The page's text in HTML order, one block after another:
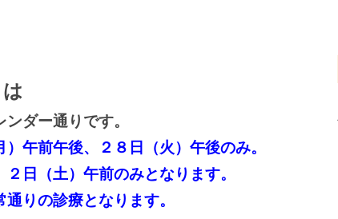
ダー通りです。
午前午後、２８日（火）午後のみ。
日（土）午前のみとなります。
りの診療となります。